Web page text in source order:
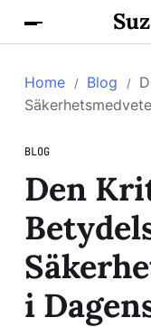
Home Blog
BLOG
Den
i